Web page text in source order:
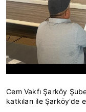
Cem Vakfı Şarköy
katkıları ile Şarköy'de